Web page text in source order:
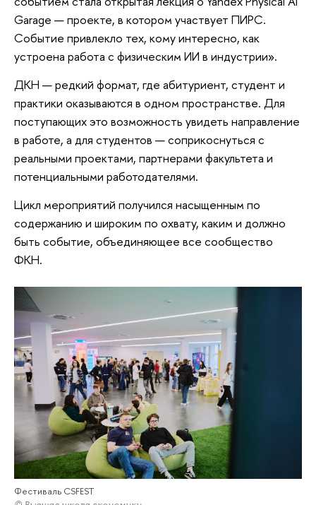
Garage — проекте, в котором участвует ПИРС.
Событие привлекло тех, кому интересно, как
устроена работа с физическим ИИ в индустрии».
ДКН — редкий формат, где абитуриент, студент и
практики оказываются в одном пространстве. Для
поступающих это возможность увидеть направление
в работе, а для студентов — соприкоснуться с
реальными проектами, партнерами факультета и
потенциальными работодателями.
Цикл мероприятий получился насыщенным по
содержанию и широким по охвату, каким и должно
быть событие, объединяющее все сообщество
ФКН.
Фестиваль CSFEST